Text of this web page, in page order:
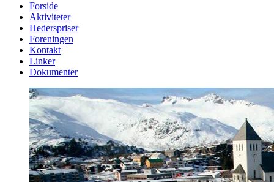
Forside
Aktiviteter
Hederspriser
Foreningen
Kontakt
Linker
Dokumenter